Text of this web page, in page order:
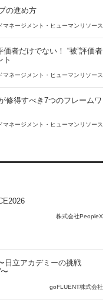
の進め方
マネージメント・ヒューマンリソース
者だけでない！ “被”評価者
ト
マネージメント・ヒューマンリソース
修得すべき7つのフレームワ
マネージメント・ヒューマンリソース
株式会社PeopleX
日立アカデミーの挑戦
goFLUENT株式会社